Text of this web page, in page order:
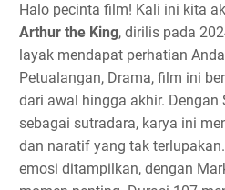
Halo pecinta film! Kali ini kita
Arthur the King, dirilis pada
layak mendapat perhatian
Petualangan, Drama, film ini
dari awal hingga akhir. Dengan
sebagai sutradara, karya ini
dan naratif yang tak
emosi ditampilkan, dengan